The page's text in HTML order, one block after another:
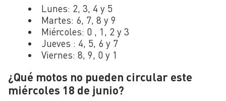
Lunes: 2, 3, 4 y 5
Martes: 6, 7, 8 y 9
Miércoles: 0 , 1, 2 y 3
Jueves : 4, 5, 6 y 7
Viernes: 8, 9, 0 y 1
¿Qué motos no pueden circular este
miércoles 18 de junio?